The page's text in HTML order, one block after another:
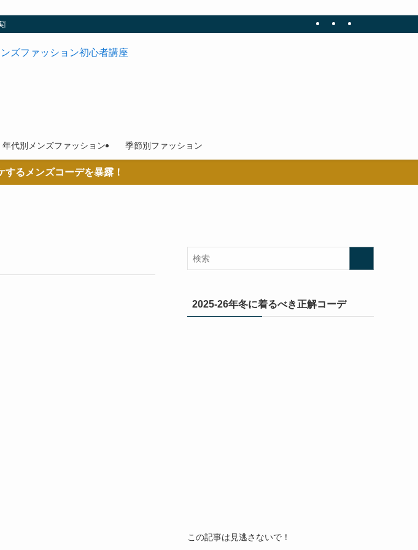
の着こなし、コーデやコラムも随時更新。
年代別メンズファッション 季節別ファッション
るメンズコーデを暴露！
2025-26年冬に着るべき正解コーデ
この記事は見逃さないで！